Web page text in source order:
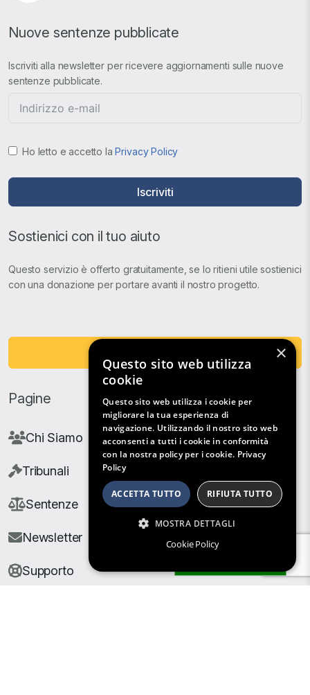
Nuove sentenze pubblicate
Iscriviti alla newsletter per ricevere aggiornamenti sulle nuove
sentenze pubblicate.
Ho letto e accetto laPrivacy Policy
Iscriviti
Sostienici con il tuo aiuto
Questo servizio è offerto gratuitamente, se lo ritieni utile sostienici
con una donazione per portare avanti il nostro progetto.
Pagine
Chi Siamo
Tribunali
Sentenze
Newsletter
Supporto
×
Questo sito web utilizza
cookie
Questo sito web utilizza i cookie per
migliorare la tua esperienza di
navigazione. Utilizzando il nostro sito web
acconsenti a tutti i cookie in conformità
con la nostra policy per i cookie. Privacy
Policy
ACCETTA TUTTO RIFIUTA TUTTO
MOSTRA DETTAGLI
Cookie Policy